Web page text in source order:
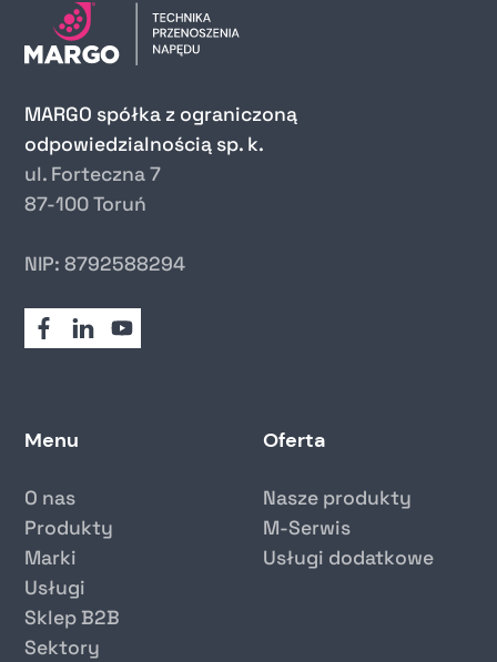
MARGO spółka z ograniczoną
odpowiedzialnością sp. k.
ul. Forteczna 7
87-100 Toruń
NIP: 8792588294
Menu
O nas
Produkty
Marki
Usługi
Sklep B2B
Sektory
Oferta
Nasze produkty
M-Serwis
Usługi dodatkowe